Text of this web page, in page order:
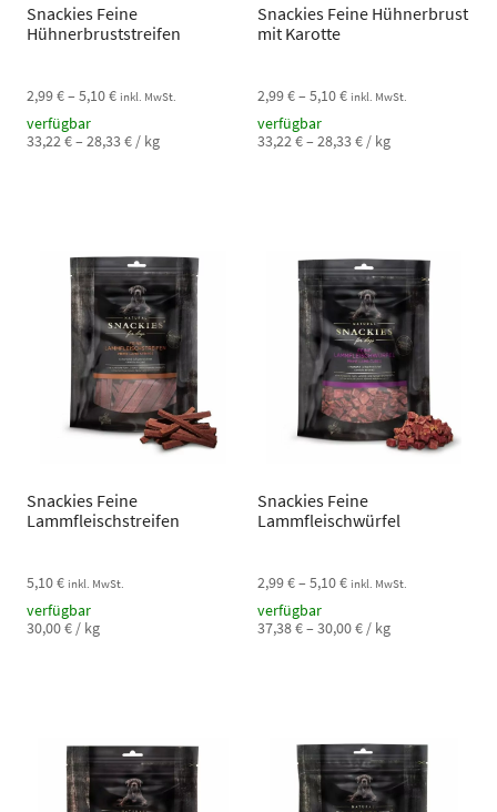
Snackies Feine
Hühnerbruststreifen
2,99€– 5,10€ inkl. MwSt.
verfügbar
33,22€– 28,33€ / kg
Snackies Feine Hühnerbrust
mit Karotte
2,99€– 5,10€ inkl. MwSt.
verfügbar
33,22€– 28,33€ / kg
Snackies Feine
Lammfleischstreifen
5,10€ inkl. MwSt.
verfügbar
30,00€ / kg
Snackies Feine
Lammfleischwürfel
2,99€– 5,10€ inkl. MwSt.
verfügbar
37,38€– 30,00€ / kg